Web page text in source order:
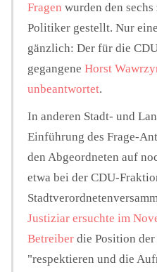
Fragen wurden den
Politiker gestellt. Nur
gänzlich: Der für die
gegangene Horst
unbeantwortet.
In anderen Stadt- und
Einführung des Frage-
den Abgeordneten auf
etwa bei der CDU-
Justiziar ersuchte im
Betreiber die Position
"respektieren und die